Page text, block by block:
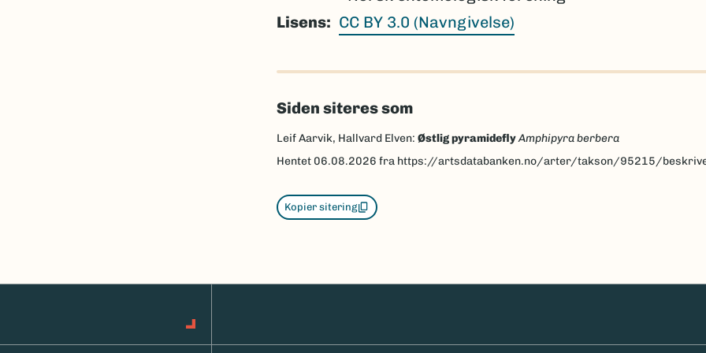
Lisens
CC BY 3.0 (Navngivelse)
Siden siteres som
Leif Aarvik, Hallvard Elven: Østlig pyramideflyAmphipyra berbera
Hentet 06.08.2026 fra https://artsdatabanken.no/arter/takson/95215/
Kopier sitering